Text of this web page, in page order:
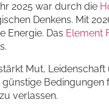
2025 war durch die
Denkens. Mit
Energie. Das Element
Mut,
günstige Bedingungen
verlassen.